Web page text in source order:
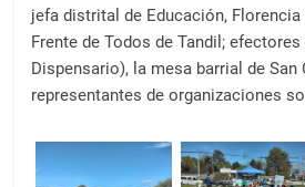
jefa distrital de Educación, Florencia
Frente de Todos de Tandil; efectores
Dispensario), la mesa barrial de San
representantes de organizaciones